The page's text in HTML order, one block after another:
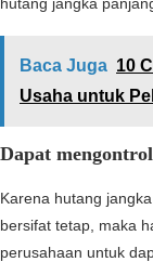
Baca Juga 10
Usaha untuk
Dapat
Karena hutang
bersifat tetap, maka
perusahaan untuk